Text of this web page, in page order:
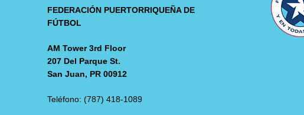
FEDERACIÓN PUERTORRIQUEÑA DE
FÚTBOL
AM Tower 3rd Floor
207 Del Parque St.
San Juan, PR 00912
Teléfono: (787) 418-1089